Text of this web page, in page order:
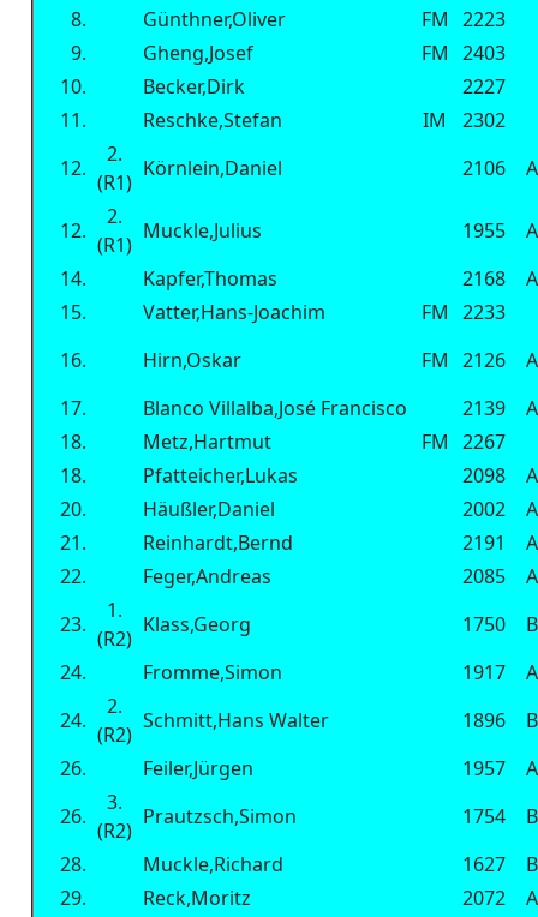
8. Günthner,Oliver FM
2223
9.
Gheng,Josef FM
2403
10.
Becker,Dirk
2227
11.
Reschke,Stefan IM
2302
12.
2.
(R1)
Körnlein,Daniel 2106 A
12.
2.
(R1)
Muckle,Julius 1955
A
14.
Kapfer,Thomas 2168
A
15.
Vatter,Hans-Joachim FM
2233
16.
Hirn,Oskar FM 2126
A
17.
Blanco Villalba,José Francisco 2139
A
18.
Metz,Hartmut FM
2267
18.
Pfatteicher,Lukas 2098
A
20.
Häußler,Daniel 2002
A
21.
Reinhardt,Bernd 2191
A
22.
Feger,Andreas 2085
A
23.
1.
(R2)
Klass,Georg 1750
B
24.
Fromme,Simon 1917
A
24.
2.
(R2)
Schmitt,Hans Walter 1896
B
26.
Feiler,Jürgen 1957
A
26.
3.
(R2)
Prautzsch,Simon 1754
B
28.
Muckle,Richard 1627
B
29.
Reck,Moritz 2072
A